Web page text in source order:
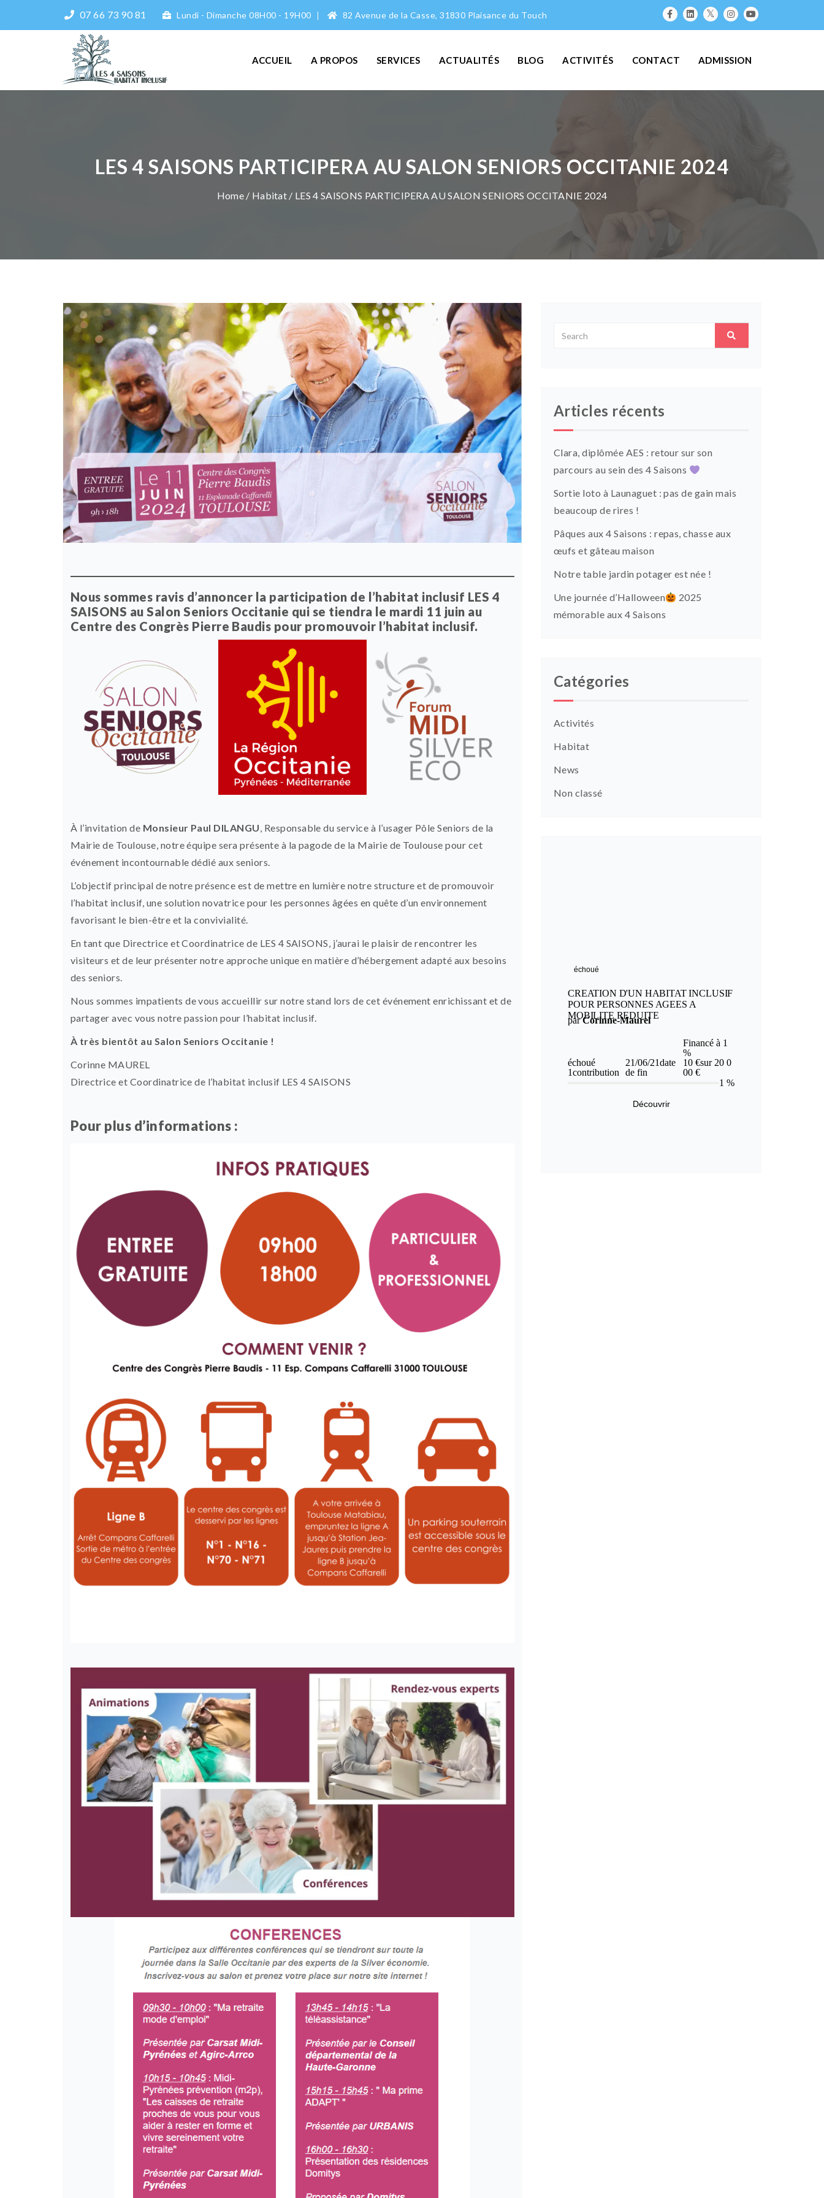
07 66 73 90 81 Lundi - Dimanche 08H00 - 19H00 82 Avenue de la Casse, 31830 Plaisance du Touch
ACCUEIL A PROPOS SERVICES ACTUALITÉS BLOG ACTIVITÉS CONTACT ADMISSION
LES 4 SAISONS PARTICIPERA AU SALON SENIORS OCCITANIE 2024
Home/ Habitat / LES 4 SAISONS PARTICIPERA AU SALON SENIORS OCCITANIE 2024
Nous sommes ravis d’annoncer la participation de l’habitat inclusif LES 4
SAISONS au Salon Seniors Occitanie qui se tiendra le mardi 11 juin au
Centre des Congrès Pierre Baudis pour promouvoir l’habitat inclusif.
À l’invitation de Monsieur Paul DILANGU, Responsable du service à l’usager Pôle Seniors de la
Mairie de Toulouse, notre équipe sera présente à la pagode de la Mairie de Toulouse pour cet
événement incontournable dédié aux seniors.
L’objectif principal de notre présence est de mettre en lumière notre structure et de promouvoir
l’habitat inclusif, une solution novatrice pour les personnes âgées en quête d’un environnement
favorisant le bien-être et la convivialité.
En tant que Directrice et Coordinatrice de LES 4 SAISONS, j’aurai le plaisir de rencontrer les
visiteurs et de leur présenter notre approche unique en matière d’hébergement adapté aux besoins
des seniors.
Nous sommes impatients de vous accueillir sur notre stand lors de cet événement enrichissant et de
partager avec vous notre passion pour l’habitat inclusif.
À très bientôt au Salon Seniors Occitanie !
Corinne MAUREL
Directrice et Coordinatrice de l’habitat inclusif LES 4 SAISONS
Pour plus d’informations :
Articles récents
Clara, diplômée AES : retour sur son
parcours au sein des 4 Saisons
Sortie loto à Launaguet : pas de gain mais
beaucoup de rires !
Pâques aux 4 Saisons : repas, chasse aux
œufs et gâteau maison
Notre table jardin potager est née !
Une journée d’Halloween
2025
mémorable aux 4 Saisons
Catégories
Activités
Habitat
News
Non classé